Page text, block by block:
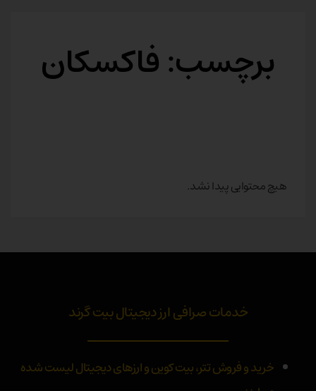
برچسب: فاکسکان
هیچ محتوایی پیدا نشد.
خدمات صرافی ارز دیجیتال بیت گرند
خرید و فروش تتر، بیت کوین و ارزهای دیجیتال لیست شده